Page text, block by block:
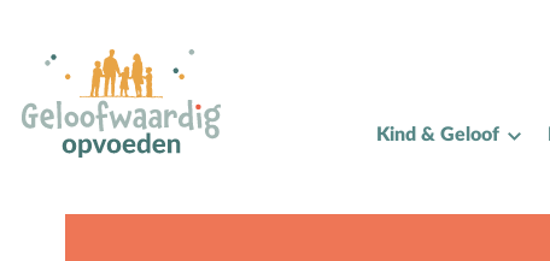
Kind & Geloof
Alle onderwerpen